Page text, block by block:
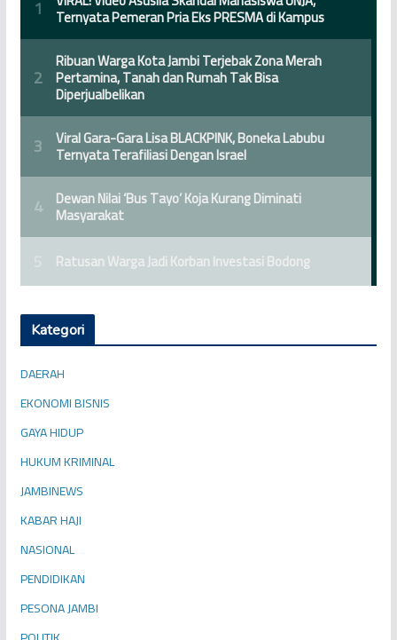
Kategori
DAERAH
EKONOMI BISNIS
GAYA HIDUP
HUKUM KRIMINAL
JAMBINEWS
KABAR HAJI
NASIONAL
PENDIDIKAN
PESONA JAMBI